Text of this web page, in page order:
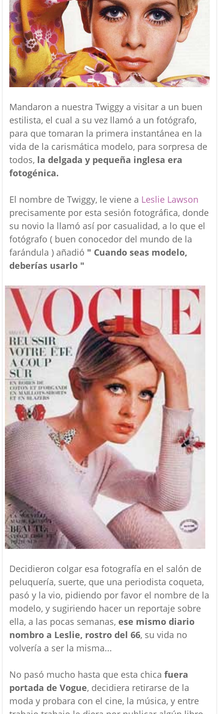
Mandaron a nuestra Twiggy a visitar a un buen
estilista, el cual a su vez llamó a un fotógrafo,
para que tomaran la primera instantánea en la
vida de la carismática modelo, para sorpresa de
todos, la delgada y pequeña inglesa era
fotogénica.
El nombre de Twiggy, le viene a Leslie Lawson
precisamente por esta sesión fotográfica, donde
su novio la llamó así por casualidad, a lo que el
fotógrafo ( buen conocedor del mundo de la
farándula ) añadió " Cuando seas modelo,
deberías usarlo "
Decidieron colgar esa fotografía en el salón de
peluquería, suerte, que una periodista coqueta,
pasó y la vio, pidiendo por favor el nombre de la
modelo, y sugiriendo hacer un reportaje sobre
ella, a las pocas semanas, ese mismo diario
nombro a Leslie, rostro del 66, su vida no
volvería a ser la misma...
No pasó mucho hasta que esta chica fuera
portada de Vogue, decidiera retirarse de la
moda y probara con el cine, la música, y entre